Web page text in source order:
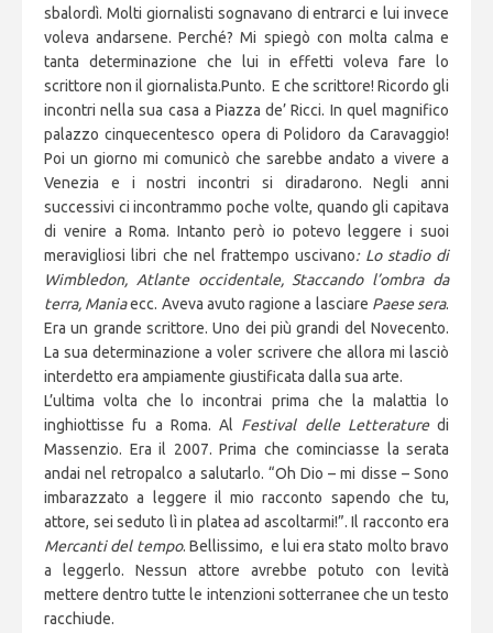
sbalordì. Molti giornalisti sognavano di entrarci e lui invece
voleva andarsene. Perché? Mi spiegò con molta calma e
tanta determinazione che lui in effetti voleva fare lo
scrittore non il giornalista.Punto. E che scrittore! Ricordo gli
incontri nella sua casa a Piazza de’ Ricci. In quel magnifico
palazzo cinquecentesco opera di Polidoro da Caravaggio!
Poi un giorno mi comunicò che sarebbe andato a vivere a
Venezia e i nostri incontri si diradarono. Negli anni
successivi ci incontrammo poche volte, quando gli capitava
di venire a Roma. Intanto però io potevo leggere i suoi
meravigliosi libri che nel frattempo uscivano: Lo stadio di
Wimbledon, Atlante occidentale, Staccando l’ombra da
terra, Maniaecc. Aveva avuto ragione a lasciare Paese sera.
Era un grande scrittore. Uno dei più grandi del Novecento.
La sua determinazione a voler scrivere che allora mi lasciò
interdetto era ampiamente giustificata dalla sua arte.
L’ultima volta che lo incontrai prima che la malattia lo
inghiottisse fu a Roma. Al Festival delle Letterature di
Massenzio. Era il 2007. Prima che cominciasse la serata
andai nel retropalco a salutarlo. “Oh Dio – mi disse – Sono
imbarazzato a leggere il mio racconto sapendo che tu,
attore, sei seduto lì in platea ad ascoltarmi!”. Il racconto era
Mercanti del tempo. Bellissimo, e lui era stato molto bravo
a leggerlo. Nessun attore avrebbe potuto con levità
mettere dentro tutte le intenzioni sotterranee che un testo
racchiude.